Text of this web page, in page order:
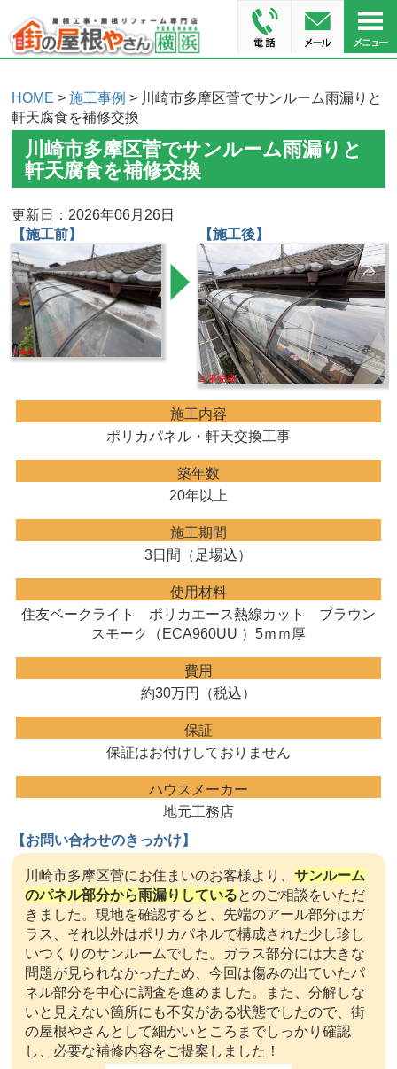
HOME >施工事例 > 川崎市多摩区菅でサンルーム雨漏りと
軒天腐食を補修交換
川崎市多摩区菅でサンルーム雨漏りと
軒天腐食を補修交換
更新日：2026年06月26日
【施工前】
【施工後】
施工内容
ポリカパネル・軒天交換工事
築年数
20年以上
施工期間
3日間（足場込）
使用材料
住友ベークライト ポリカエース熱線カット ブラウン
スモーク（ECA960UU ）5ｍｍ厚
費用
約30万円（税込）
保証
保証はお付けしておりません
ハウスメーカー
地元工務店
【お問い合わせのきっかけ】
川崎市多摩区菅にお住まいのお客様より、サンルーム
のパネル部分から雨漏りしているとのご相談をいただ
きました。現地を確認すると、先端のアール部分はガ
ラス、それ以外はポリカパネルで構成された少し珍し
いつくりのサンルームでした。ガラス部分には大きな
問題が見られなかったため、今回は傷みの出ていたパ
ネル部分を中心に調査を進めました。また、分解しな
いと見えない箇所にも不安がある状態でしたので、街
の屋根やさんとして細かいところまでしっかり確認
し、必要な補修内容をご提案しました！